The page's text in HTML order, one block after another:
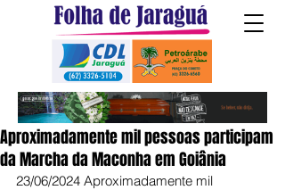
Aproximadamente mil pessoas participam
da Marcha da Maconha em Goiânia
23/06/2024 Aproximadamente mil